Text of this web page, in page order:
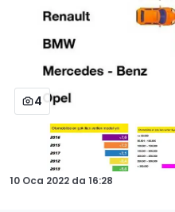
4
10 Oca 2022 da 16:28